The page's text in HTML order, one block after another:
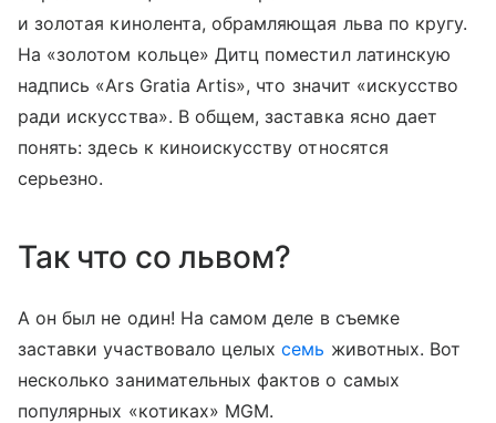
и золотая кинолента, обрамляющая льва по кругу.
На «золотом кольце» Дитц поместил латинскую
надпись «Ars Gratia Artis», что значит «искусство
ради искусства». В общем, заставка ясно дает
понять: здесь к киноискусству относятся
серьезно.
Так что со львом?
А он был не один! На самом деле в съемке
заставки участвовало целыхсемь животных. Вот
несколько занимательных фактов о самых
популярных «котиках» MGM.